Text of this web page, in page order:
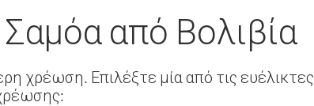
από Βολιβία
χρέωση. Επιλέξτε μία από τις ευέλικτες